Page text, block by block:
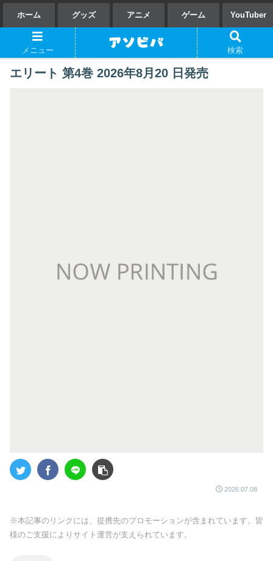
ホーム グッズ アニメ ゲーム YouTuber
エリート 第4巻 2026年8月20 日発売
2026.07.08
※本記事のリンクには、提携先のプロモーションが含まれています。皆
様のご支援によりサイト運営が支えられています。
メニュー 検索